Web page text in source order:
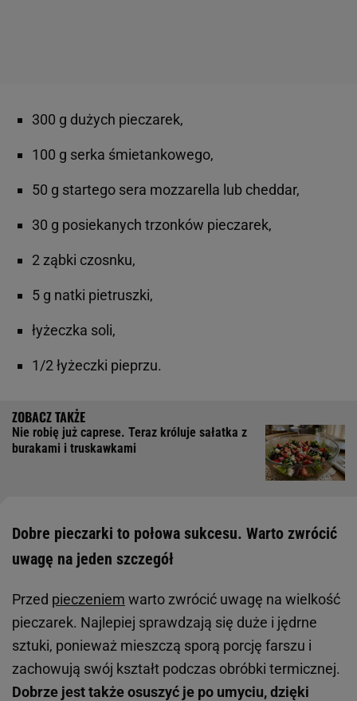
300 g dużych pieczarek,
100 g serka śmietankowego,
50 g startego sera mozzarella lub cheddar,
30 g posiekanych trzonków pieczarek,
2 ząbki czosnku,
5 g natki pietruszki,
łyżeczka soli,
1/2 łyżeczki pieprzu.
Nie robię już caprese. Teraz króluje sałatka z
burakami i truskawkami
Dobre pieczarki to połowa sukcesu. Warto zwrócić
uwagę na jeden szczegół
Przed pieczeniem warto zwrócić uwagę na wielkość
pieczarek. Najlepiej sprawdzają się duże i jędrne
sztuki, ponieważ mieszczą sporą porcję farszu i
zachowują swój kształt podczas obróbki termicznej.
Dobrze jest także osuszyć je po umyciu, dzięki